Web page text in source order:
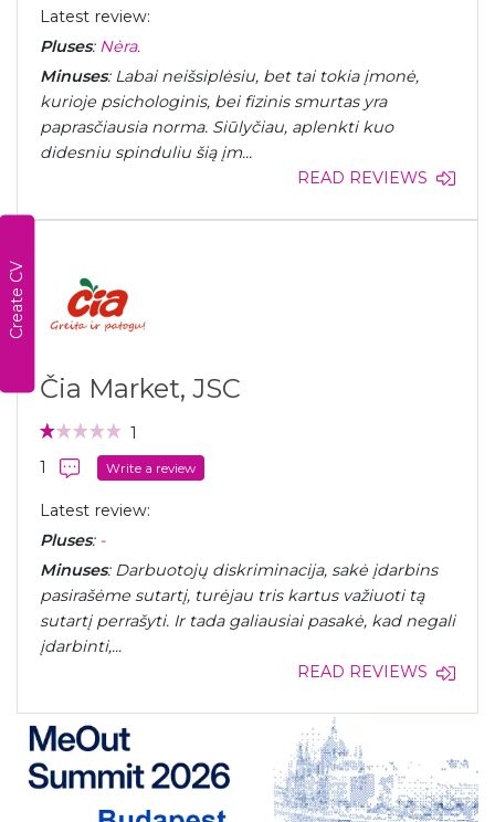
Create CV
Latest review:
Pluses: Nėra.
Minuses: Labai neišsiplėsiu, bet tai tokia įmonė,
kurioje psichologinis, bei fizinis smurtas yra
paprasčiausia norma. Siūlyčiau, aplenkti kuo
didesniu spinduliu šią įm...
READ REVIEWS
Čia Market, JSC
1
1
Write a review
Latest review:
Pluses: -
Minuses: Darbuotojų diskriminacija, sakė įdarbins
pasirašėme sutartį, turėjau tris kartus važiuoti tą
sutartį perrašyti. Ir tada galiausiai pasakė, kad negali
įdarbinti,...
READ REVIEWS